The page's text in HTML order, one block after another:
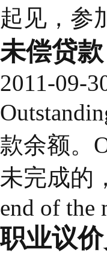
起见，参
未偿贷款
2011-09-
款余额。
未完成的
end of the
职业议